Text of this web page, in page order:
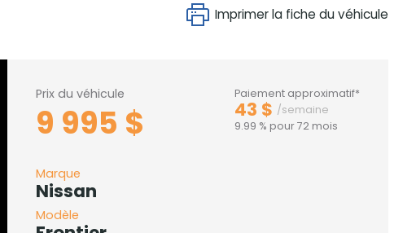
Imprimer la fiche du véhicule
Prix du véhicule
9 995 $
Paiement approximatif*
43 $ /semaine
9.99 % pour 72 mois
Marque
Nissan
Modèle